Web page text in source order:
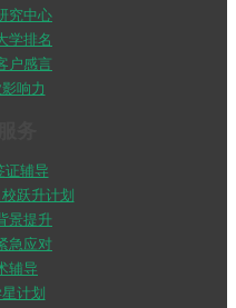
究中心
学排名
户感言
响力
证辅导
跃升计划
景提升
急应对
辅导
计划